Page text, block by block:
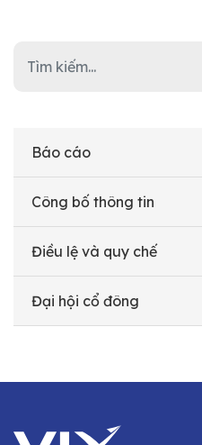
Báo cáo
Công bố thông tin
Điều lệ và quy chế
Đại hội cổ đông